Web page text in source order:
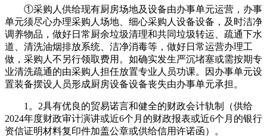
①采购人供给现有厨房场地及设备由办事单元运营，办事
单元须尽心办理采购人场地、细心采购人设备设备，及时洁净
调养物品，做好日常厨余垃圾清理和共同垃圾转运、疏通下水
道、清洗油烟排放系统、洁净消毒等，做好日常运营办理工
做，采购人不另行领取费用。如确实发生严沉堵塞或需按期专
业清洗疏通的由采购人担任放置专业人员功课。因办事单元设
置装备摆设人员形成厨房设备设备丧失由办事单元承担。
1。2具有优良的贸易诺言和健全的财政会计轨制（供给
2024年度财政审计演讲或近6个月的财政报表或近6个月的银行
资信证明材料复印件加盖公章或供给信用许诺函）。